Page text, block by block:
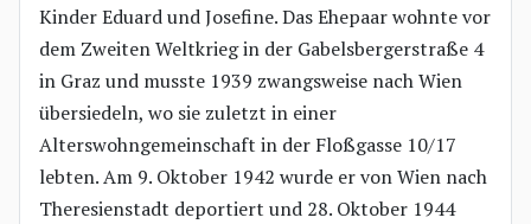
Kinder Eduard und Josefine. Das Ehepaar wohnte vor
dem Zweiten Weltkrieg in der Gabelsbergerstraße 4
in Graz und musste 1939 zwangsweise nach Wien
übersiedeln, wo sie zuletzt in einer
Alterswohngemeinschaft in der Floßgasse 10/17
lebten. Am 9. Oktober 1942 wurde er von Wien nach
Theresienstadt deportiert und 28. Oktober 1944